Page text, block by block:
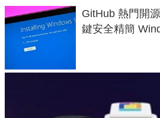
GitHub 熱門開
鍵安全精簡